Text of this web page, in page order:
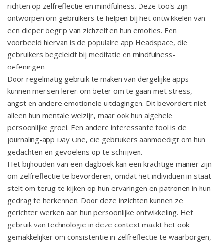
richten op zelfreflectie en mindfulness. Deze tools zijn
ontworpen om gebruikers te helpen bij het ontwikkelen van
een dieper begrip van zichzelf en hun emoties. Een
voorbeeld hiervan is de populaire app Headspace, die
gebruikers begeleidt bij meditatie en mindfulness-
oefeningen.
Door regelmatig gebruik te maken van dergelijke apps
kunnen mensen leren om beter om te gaan met stress,
angst en andere emotionele uitdagingen. Dit bevordert niet
alleen hun mentale welzijn, maar ook hun algehele
persoonlijke groei. Een andere interessante tool is de
journaling-app Day One, die gebruikers aanmoedigt om hun
gedachten en gevoelens op te schrijven.
Het bijhouden van een dagboek kan een krachtige manier zijn
om zelfreflectie te bevorderen, omdat het individuen in staat
stelt om terug te kijken op hun ervaringen en patronen in hun
gedrag te herkennen. Door deze inzichten kunnen ze
gerichter werken aan hun persoonlijke ontwikkeling. Het
gebruik van technologie in deze context maakt het ook
gemakkelijker om consistentie in zelfreflectie te waarborgen,